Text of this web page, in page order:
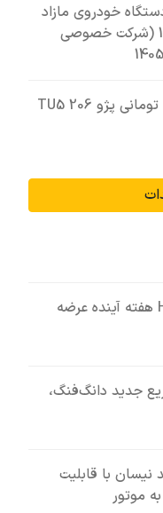
خودروی مازاد
مزدا 3N مدل 1398 (شرکت خصوصی
حراج 700/000/000 تومانی پژو 206 TU5
🔴مکسوس استار H هفته آینده عرضه
جدید دانگ‌فنگ،
نیسان با قابلیت
موتور